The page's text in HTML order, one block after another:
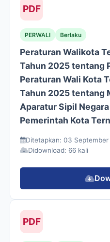
PDF
PERWALI Berlaku
Peraturan Walikota
Tahun 2025 tentang
Peraturan Wali Kota
Tahun 2025 tentang
Aparatur Sipil
Pemerintah Kota
Ditetapkan: 03
Didownload: 66 kali
PDF